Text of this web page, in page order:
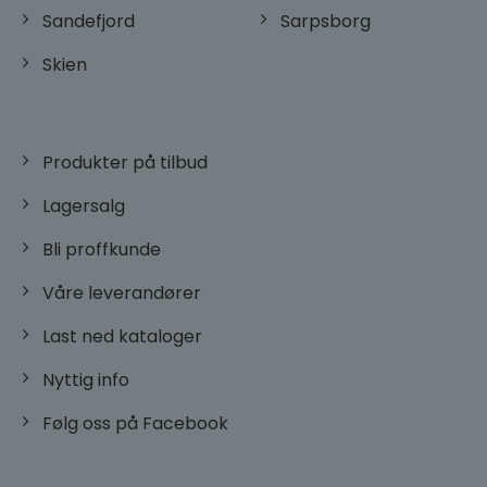
Sandefjord
Skien
Sarpsborg
Produkter på tilbud
Lagersalg
Bli proffkunde
Våre leverandører
Last ned kataloger
Nyttig info
Følg oss på Facebook
woocommerce_cart_hash
VISITOR_PRIVACY_METADATA
personvernregler